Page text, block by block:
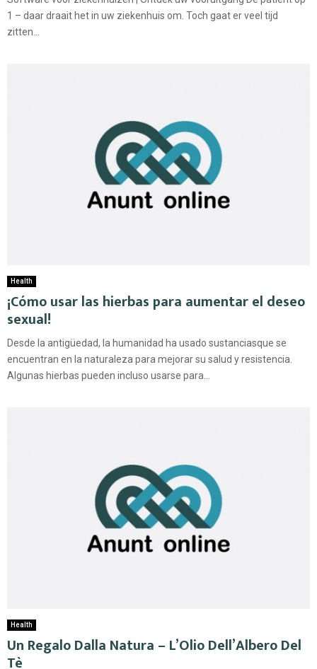
1 – daar draait het in uw ziekenhuis om. Toch gaat er veel tijd
zitten...
Health
¡Cómo usar las hierbas para aumentar el deseo
sexual!
Desde la antigüedad, la humanidad ha usado sustanciasque se
encuentran en la naturaleza para mejorar su salud y resistencia.
Algunas hierbas pueden incluso usarse para...
Health
Un Regalo Dalla Natura – L’Olio Dell’Albero Del
Tè